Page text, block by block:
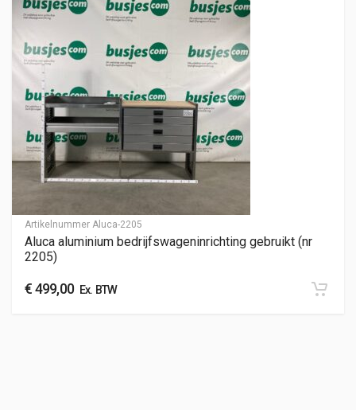
Artikelnummer Aluca-2205
Aluca aluminium bedrijfswageninrichting gebruikt (nr
2205)
€499,00Ex. BTW